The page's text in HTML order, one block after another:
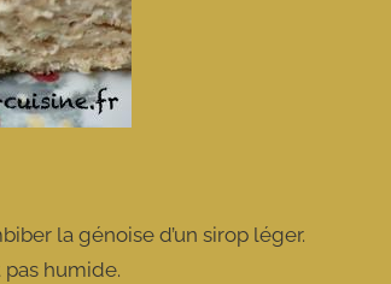
la génoise d’un sirop léger.
humide.